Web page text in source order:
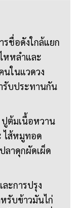
ชื่อดังใกล้แยก
หหลำและ
นในแวดวง
รับประทานกัน
ปูต้มเนื้อหวาน
ไส้หมูทอด
ลาดุกผัดเผ็ด
ะการปรุง
รับข้าวมันไก่